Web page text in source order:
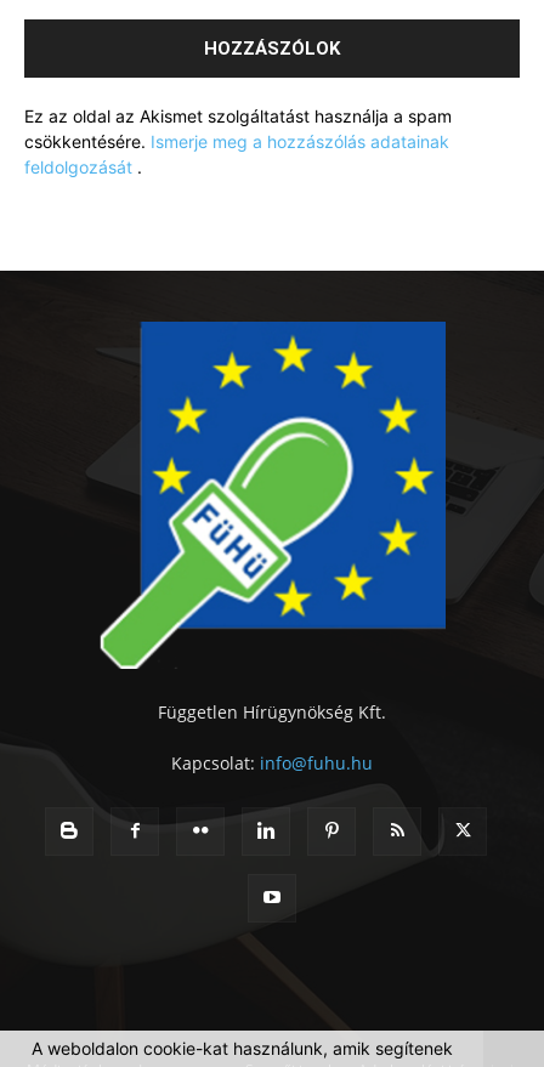
Ez az oldal az Akismet szolgáltatást használja a spam
csökkentésére. Ismerje meg a hozzászólás adatainak
feldolgozását .
Független Hírügynökség Kft.
Kapcsolat: info@fuhu.hu
A weboldalon cookie-kat használunk, amik segítenek